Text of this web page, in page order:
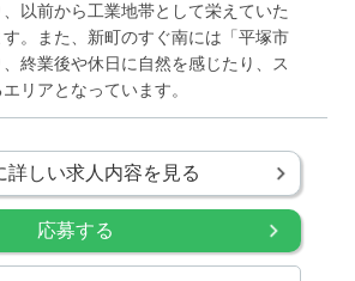
以前から工業地帯として栄えていた
。また、新町のすぐ南には「平塚市
終業後や休日に自然を感じたり、ス
リアとなっています。
詳しい求人内容を見る
応募する